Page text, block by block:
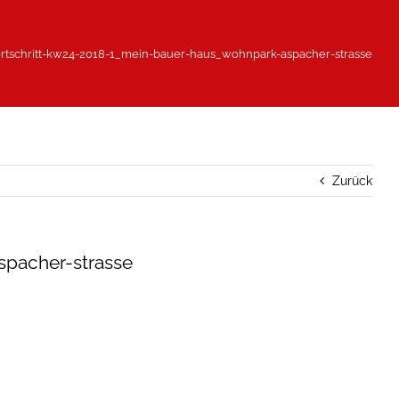
kw24-2018-1_mein-bauer-haus_wohnpark-aspacher-strasse
Zurück
strasse